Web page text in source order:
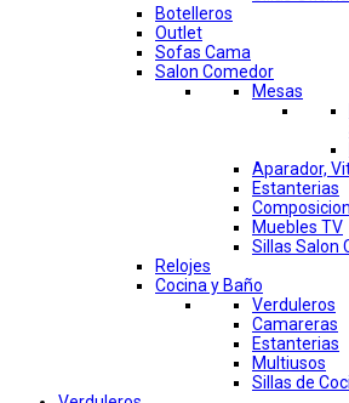
Botelleros
Outlet
Sofas Cama
Salon Comedor
Mesas
Aparador,
Estanterias
Muebles TV
Sillas Salon
Relojes
Cocina y Baño
Verduleros
Camareras
Estanterias
Multiusos
Sillas de